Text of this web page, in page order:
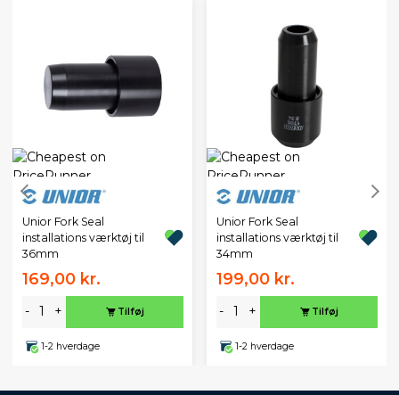
Unior Fork Seal
installations værktøj til
36mm
169,00 kr.
- + Tilføj
1-2 hverdage
Unior Fork Seal
installations værktøj til
34mm
199,00 kr.
- + Tilføj
1-2 hverdage